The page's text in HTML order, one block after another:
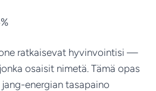
ratkaisevat hyvinvointisi —
osaisit nimetä. Tämä opas
energian tasapaino